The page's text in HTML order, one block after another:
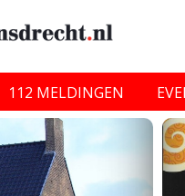
112 MELDINGEN